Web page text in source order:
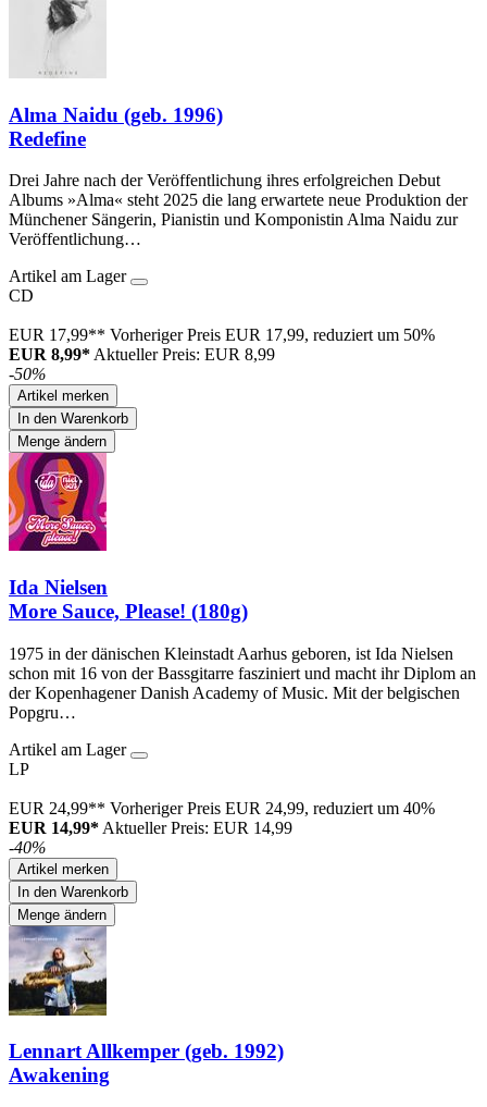
Alma Naidu (geb. 1996)
Redefine
Drei Jahre nach der Veröffentlichung ihres erfolgreichen Debut
Albums »Alma« steht 2025 die lang erwartete neue Produktion der
Münchener Sängerin, Pianistin und Komponistin Alma Naidu zur
Veröffentlichung…
Artikel am Lager
CD
EUR 17,99** Vorheriger Preis EUR 17,99, reduziert um 50%
EUR 8,99* Aktueller Preis: EUR 8,99
-50%
Artikel merken
In den Warenkorb
Menge ändern
Ida Nielsen
More Sauce, Please! (180g)
1975 in der dänischen Kleinstadt Aarhus geboren, ist Ida Nielsen
schon mit 16 von der Bassgitarre fasziniert und macht ihr Diplom an
der Kopenhagener Danish Academy of Music. Mit der belgischen
Popgru…
Artikel am Lager
LP
EUR 24,99** Vorheriger Preis EUR 24,99, reduziert um 40%
EUR 14,99* Aktueller Preis: EUR 14,99
-40%
Artikel merken
In den Warenkorb
Menge ändern
Lennart Allkemper (geb. 1992)
Awakening